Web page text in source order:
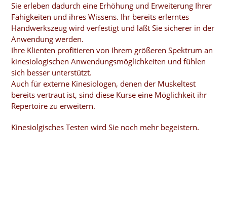
Sie erleben dadurch eine Erhöhung und Erweiterung Ihrer
Fähigkeiten und ihres Wissens. Ihr bereits erlerntes
Handwerkszeug wird verfestigt und läßt Sie sicherer in der
Anwendung werden.
Ihre Klienten profitieren von Ihrem größeren Spektrum an
kinesiologischen Anwendungsmöglichkeiten und fühlen
sich besser unterstützt.
Auch für externe Kinesiologen, denen der Muskeltest
bereits vertraut ist, sind diese Kurse eine Möglichkeit ihr
Repertoire zu erweitern.
Kinesiolgisches Testen wird Sie noch mehr begeistern.